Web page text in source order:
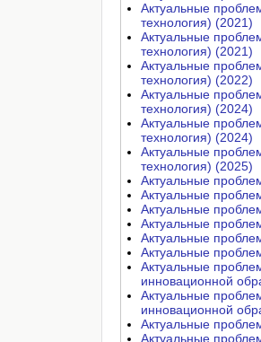
Актуальные
технология) (2021)
Актуальные
технология) (2021)
Актуальные
технология) (2022)
Актуальные
технология) (2024)
Актуальные
технология) (2024)
Актуальные
технология) (2025)
Актуальные
Актуальные
Актуальные
Актуальные
Актуальные
Актуальные
Актуальные
инновационной
Актуальные
инновационной
Актуальные
Актуальные